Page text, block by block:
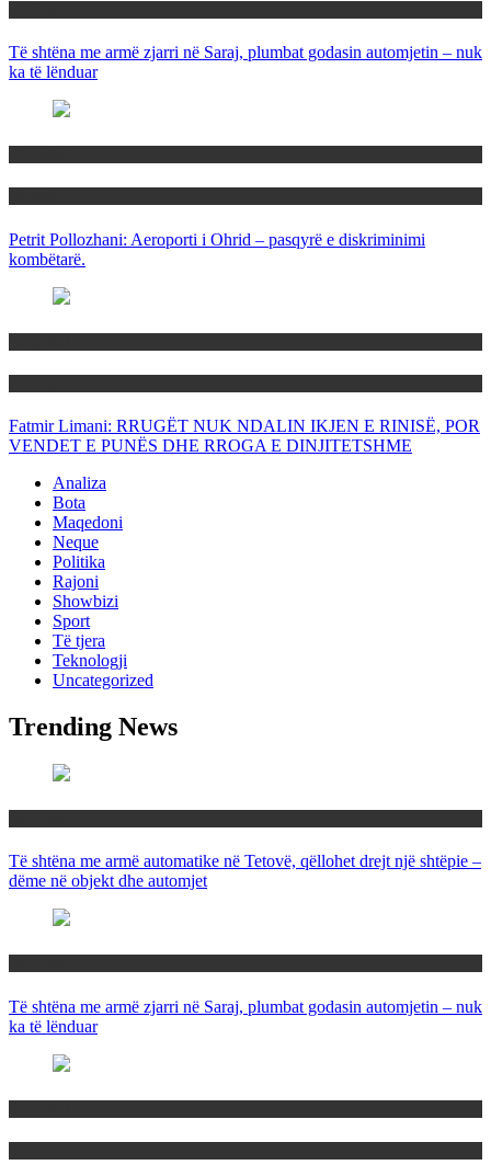
Të shtëna me armë zjarri në Saraj, plumbat godasin automjetin – nuk
ka të lënduar
Petrit Pollozhani: Aeroporti i Ohrid – pasqyrë e diskriminimi
kombëtarë.
Fatmir Limani: RRUGËT NUK NDALIN IKJEN E RINISË, POR
VENDET E PUNËS DHE RROGA E DINJITETSHME
Analiza
Bota
Maqedoni
Neque
Politika
Rajoni
Showbizi
Sport
Të tjera
Teknologji
Uncategorized
Trending News
Të shtëna me armë automatike në Tetovë, qëllohet drejt një shtëpie –
dëme në objekt dhe automjet
Të shtëna me armë zjarri në Saraj, plumbat godasin automjetin – nuk
ka të lënduar